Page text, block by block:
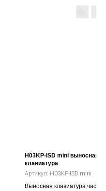
H03KP-ISD mini выносная
клавиатура
Артикул: H03KP-ISD mini
Выносная клавиатура